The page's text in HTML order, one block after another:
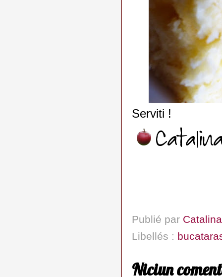
Serviti !
Publié par Catalina
Libellés :
Niciun